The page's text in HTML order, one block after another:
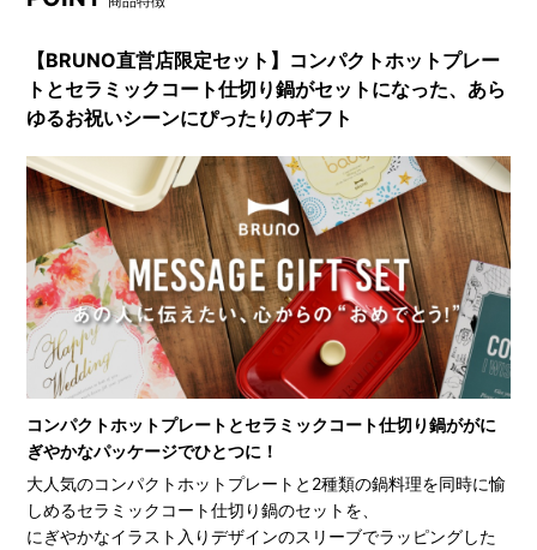
【BRUNO直営店限定セット】コンパクトホットプレー
トとセラミックコート仕切り鍋がセットになった、あら
ゆるお祝いシーンにぴったりのギフト
コンパクトホットプレートとセラミックコート仕切り鍋ががに
ぎやかなパッケージでひとつに！
大人気のコンパクトホットプレートと2種類の鍋料理を同時に愉
しめるセラミックコート仕切り鍋のセットを、
にぎやかなイラスト入りデザインのスリーブでラッピングした